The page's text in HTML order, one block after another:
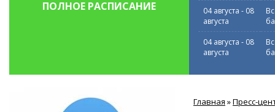
ПОЛНОЕ РАСПИСАНИЕ
04 августа - 08
августа
04 августа - 08
августа
здесь
Главная »Пресс-